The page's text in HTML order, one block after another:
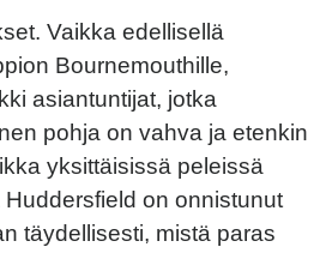
Vaikka edellisellä
Bournemouthille,
asiantuntijat, jotka
pohja on vahva ja etenkin
yksittäisissä peleissä
on onnistunut
täydellisesti, mistä paras